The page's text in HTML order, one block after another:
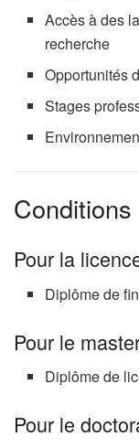
Accès à des
recherche
Opportunités
Stages
Conditions
Pour la
Diplôme de
Pour le
Diplôme de
Pour le